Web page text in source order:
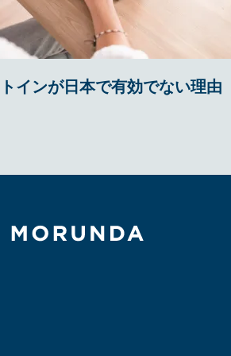
インが日本で有効でない理由